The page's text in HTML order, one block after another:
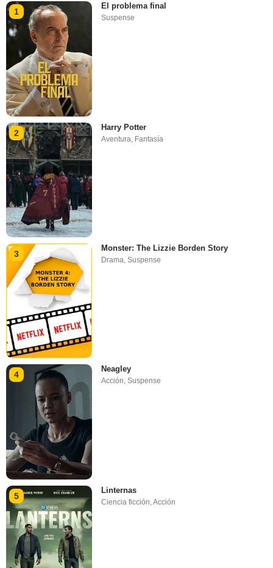
1
El problema final
Suspense
2
Harry Potter
Aventura Fantasía
3
Monster: The Lizzie Borden Story
Drama,Suspense
4
Neagley
Acción,Suspense
5
Linternas
Ciencia ficción ,Acción